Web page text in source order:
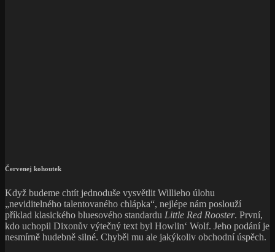
Červenej kohoutek
Když budeme chtít jednoduše vysvětlit Willieho úlohu
„neviditelného talentovaného chlápka“, nejlépe nám poslouží
příklad klasického bluesového standardu Little Red Rooster. První,
kdo uchopil Dixonův výtečný text byl Howlin‘ Wolf. Jeho podání je
nesmírně hudebně silné. Chyběl mu ale jakýkoliv obchodní úspěch.